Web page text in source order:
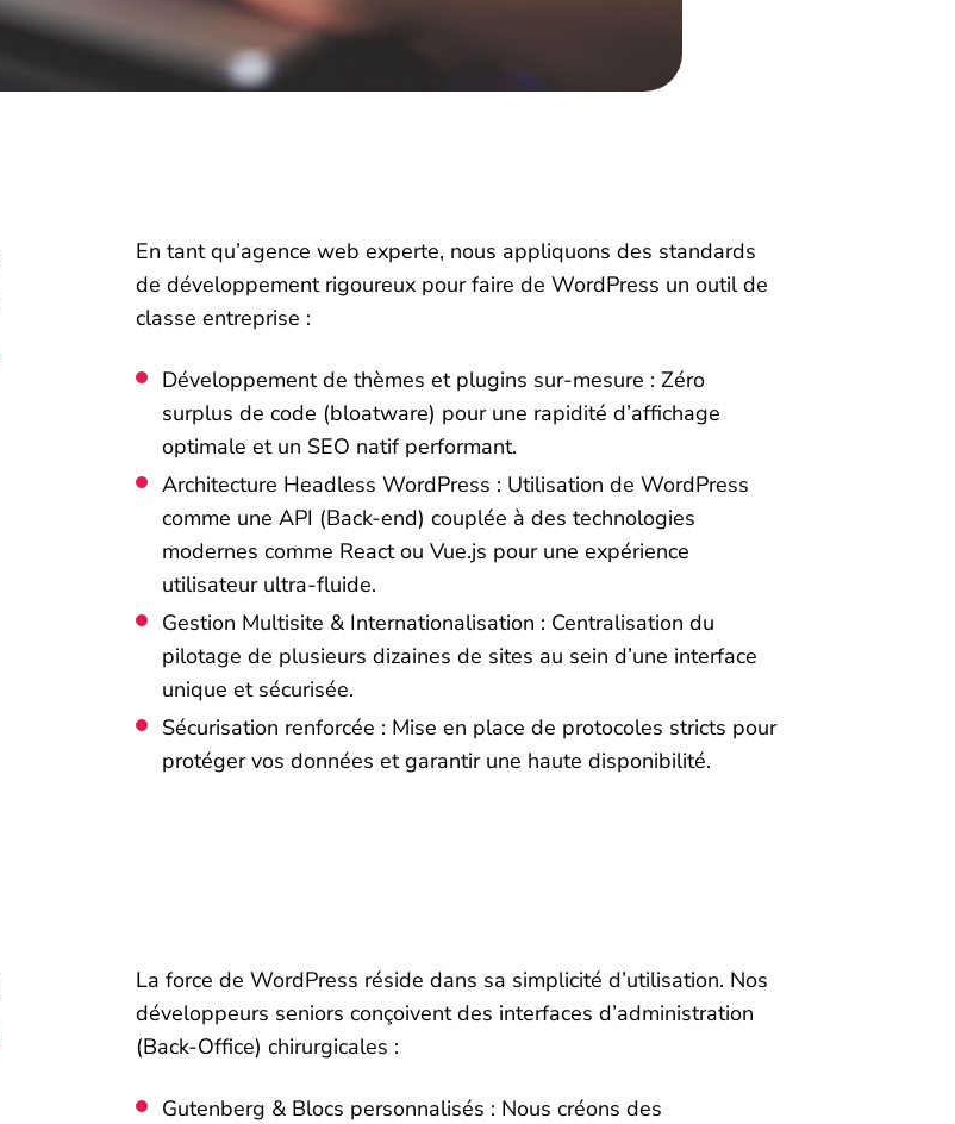
En tant qu’agence web experte, nous appliquons des standards
de développement rigoureux pour faire de WordPress un outil de
classe entreprise :
Développement de thèmes et plugins sur-mesure : Zéro
surplus de code (bloatware) pour une rapidité d’affichage
optimale et un SEO natif performant.
Architecture Headless WordPress : Utilisation de WordPress
comme une API (Back-end) couplée à des technologies
modernes comme React ou Vue.js pour une expérience
utilisateur ultra-fluide.
Gestion Multisite & Internationalisation : Centralisation du
pilotage de plusieurs dizaines de sites au sein d’une interface
unique et sécurisée.
Sécurisation renforcée : Mise en place de protocoles stricts pour
protéger vos données et garantir une haute disponibilité.
La force de WordPress réside dans sa simplicité d’utilisation. Nos
développeurs seniors conçoivent des interfaces d’administration
(Back-Office) chirurgicales :
Gutenberg & Blocs personnalisés : Nous créons des